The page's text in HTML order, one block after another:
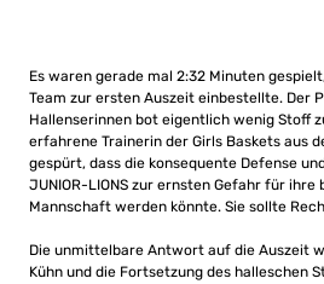
Es waren gerade mal 2:32 Minuten
Team zur ersten Auszeit einbestellte. Der
Hallenserinnen bot eigentlich wenig Stoff
erfahrene Trainerin der Girls Baskets aus
gespürt, dass die konsequente Defense
JUNIOR-LIONS zur ernsten Gefahr für ihre
Mannschaft werden könnte. Sie sollte
Die unmittelbare Antwort auf die Auszeit
Kühn und die Fortsetzung des halleschen